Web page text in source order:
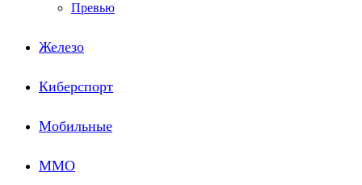
Превью
Железо
Киберспорт
Мобильные
ММО